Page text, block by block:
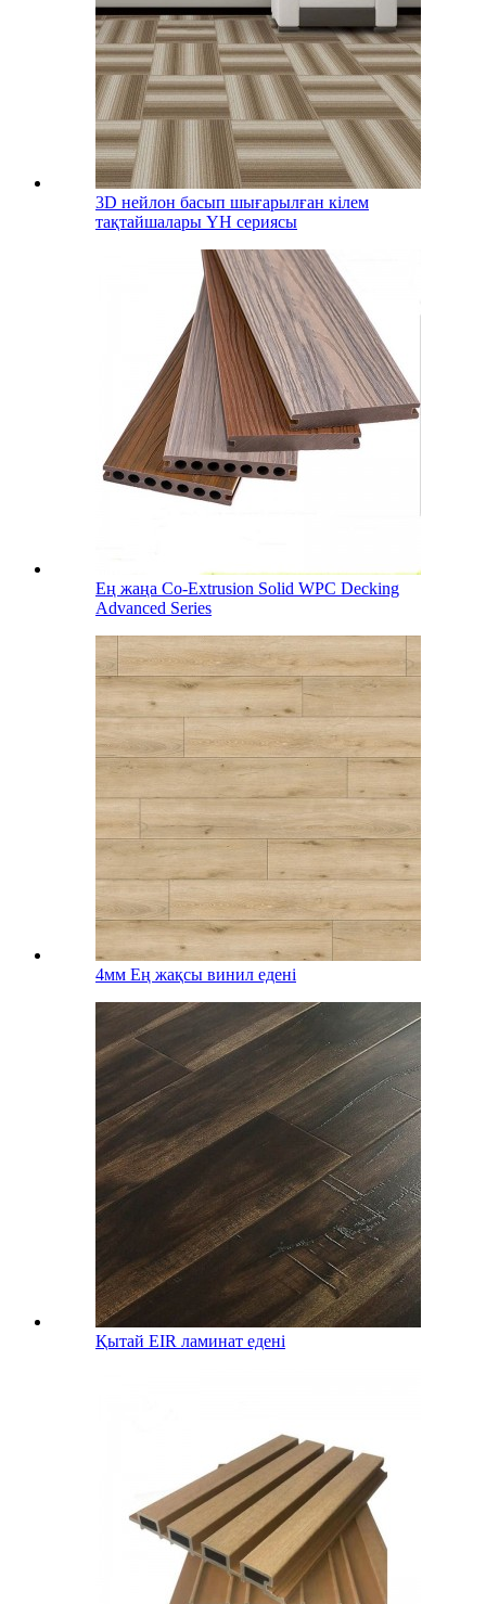
3D нейлон басып шығарылған кілем
тақтайшалары YH сериясы
Ең жаңа Co-Extrusion Solid WPC Decking
Advanced Series
4мм Ең жақсы винил едені
Қытай EIR ламинат едені